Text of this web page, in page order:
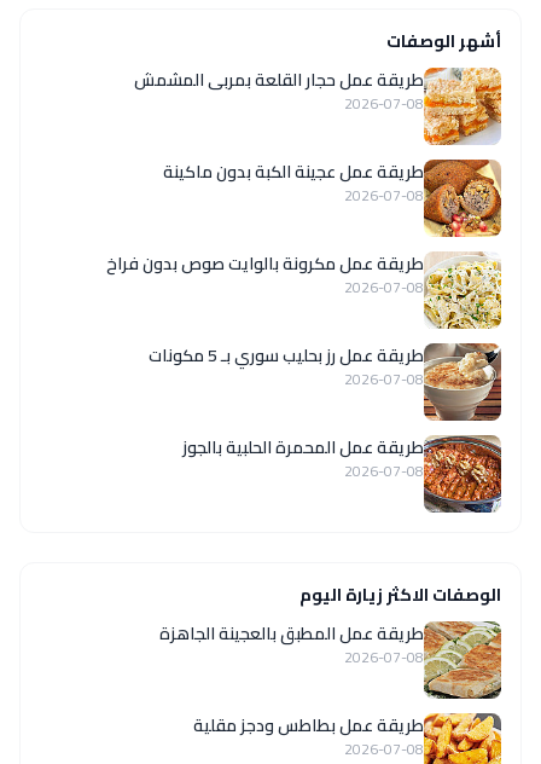
أشهر الوصفات
طريقة عمل حجار القلعة بمربى المشمش
2026-07-08
طريقة عمل عجينة الكبة بدون ماكينة
2026-07-08
طريقة عمل مكرونة بالوايت صوص بدون فراخ
2026-07-08
طريقة عمل رز بحليب سوري بـ 5 مكونات
2026-07-08
طريقة عمل المحمرة الحلبية بالجوز
2026-07-08
الوصفات الاكثر زيارة اليوم
طريقة عمل المطبق بالعجينة الجاهزة
2026-07-08
طريقة عمل بطاطس ودجز مقلية
2026-07-08